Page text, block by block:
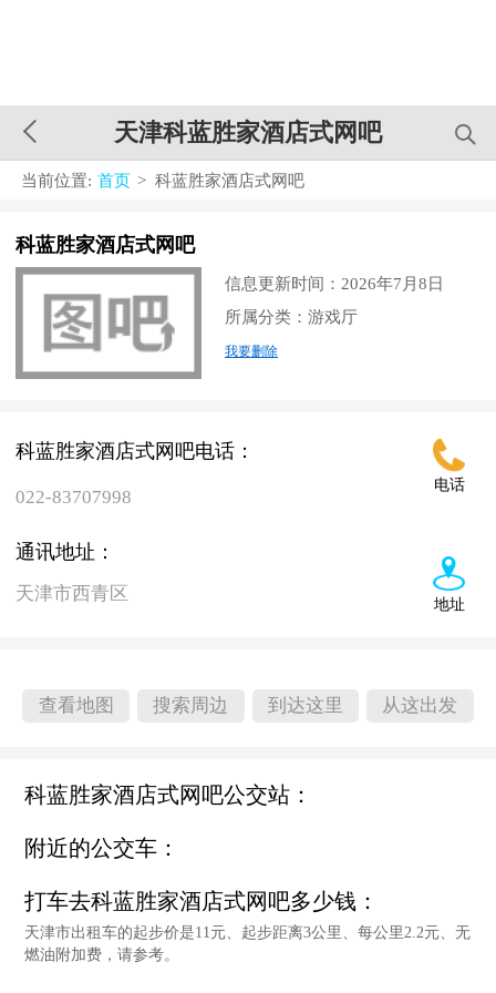
天津科蓝胜家酒店式网吧
当前位置: 首页 > 科蓝胜家酒店式网吧
科蓝胜家酒店式网吧
信息更新时间：2026年7月8日
所属分类：游戏厅
我要删除
电话
科蓝胜家酒店式网吧电话：
022-83707998
地址
通讯地址：
天津市西青区
查看地图 搜索周边 到达这里 从这出发
科蓝胜家酒店式网吧公交站：
附近的公交车：
打车去科蓝胜家酒店式网吧多少钱：
天津市出租车的起步价是11元、起步距离3公里、每公里2.2元、无
燃油附加费，请参考。